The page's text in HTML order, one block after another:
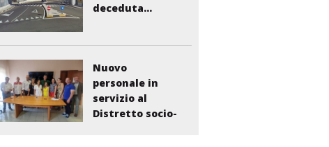
deceduta...
Nuovo
personale in
servizio al
Distretto socio-